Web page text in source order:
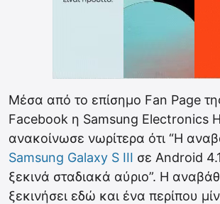
Μέσα από το επίσημο Fan Page
Facebook η Samsung Electronics
ανακοίνωσε νωρίτερα ότι “Η
Samsung Galaxy S III σε Android
ξεκινά σταδιακά αύριο”. Η
ξεκινήσει εδώ και ένα περίπου